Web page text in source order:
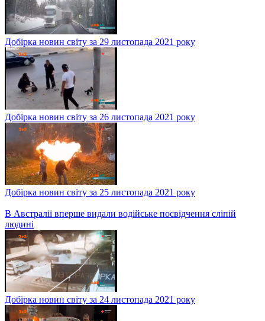
Добірка новин світу за 29 листопада 2021 року
Добірка новин світу за 26 листопада 2021 року
Добірка новин світу за 25 листопада 2021 року
В Австралії вперше видали водійське посвідчення сліпій
людині